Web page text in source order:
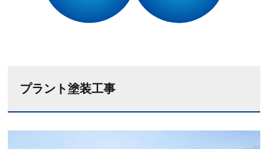
プラント塗装工事